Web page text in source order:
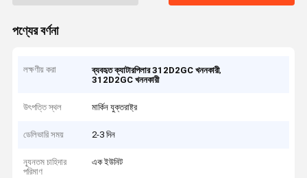
পণ্যের বর্ণনা
লক্ষণীয় করা ব্যবহৃত ক্যাটারপিলার 312D2GC খননকারী,
312D2GC খননকারী
উৎপত্তি স্থল মার্কিন যুক্তরাষ্ট্র
ডেলিভারি সময় 2-3 দিন
ন্যূনতম চাহিদার
পরিমাণ
এক ইউনিট